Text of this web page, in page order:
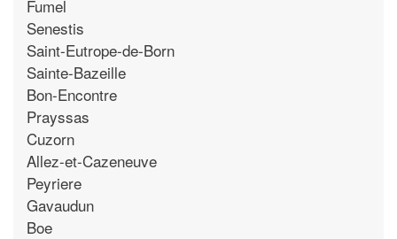
Fumel
Senestis
Saint-Eutrope-de-Born
Sainte-Bazeille
Bon-Encontre
Prayssas
Cuzorn
Allez-et-Cazeneuve
Peyriere
Gavaudun
Boe